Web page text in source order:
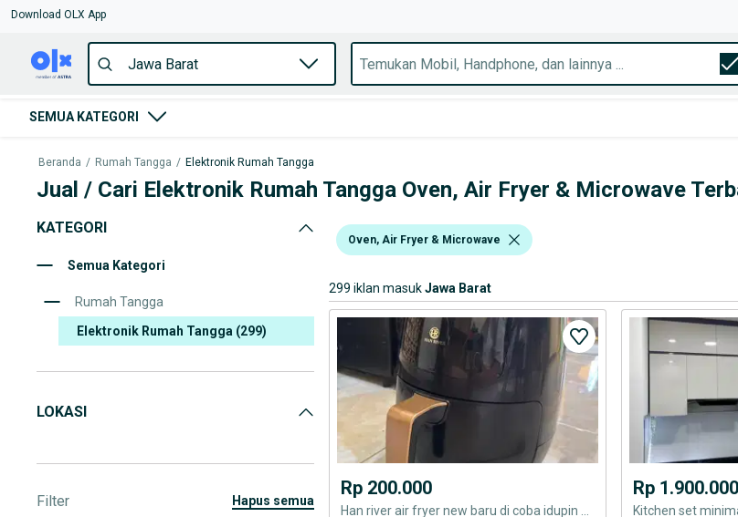
Download OLX App
SEMUA KATEGORI
Beranda / Rumah Tangga / Elektronik Rumah Tangga
Jual / Cari Elektronik Rumah Tangga Oven, Air Fryer & Microwave
KATEGORI
Semua Kategori
Rumah Tangga
Elektronik Rumah Tangga (299)
LOKASI
Filter hapus semua
Oven, Air Fryer & Microwave
299 iklan masukJawa Barat
Rp 200.000 Rp 1.900.000